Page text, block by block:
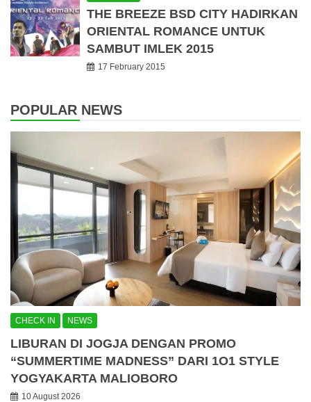
THE BREEZE BSD CITY HADIRKAN
ORIENTAL ROMANCE UNTUK
SAMBUT IMLEK 2015
17 February 2015
POPULAR NEWS
CHECK IN NEWS
LIBURAN DI JOGJA DENGAN PROMO
“SUMMERTIME MADNESS” DARI 1O1 STYLE
YOGYAKARTA MALIOBORO
10 August 2026